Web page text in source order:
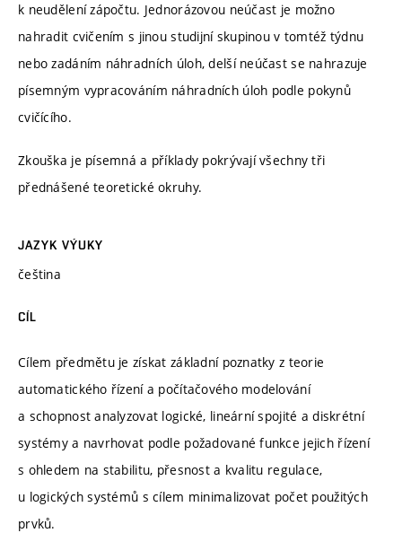
k neudělení zápočtu. Jednorázovou neúčast je možno
nahradit cvičením s jinou studijní skupinou v tomtéž týdnu
nebo zadáním náhradních úloh, delší neúčast se nahrazuje
písemným vypracováním náhradních úloh podle pokynů
cvičícího.
Zkouška je písemná a příklady pokrývají všechny tři
přednášené teoretické okruhy.
JAZYK VÝUKY
čeština
CÍL
Cílem předmětu je získat základní poznatky z teorie
automatického řízení a počítačového modelování
a schopnost analyzovat logické, lineární spojité a diskrétní
systémy a navrhovat podle požadované funkce jejich řízení
s ohledem na stabilitu, přesnost a kvalitu regulace,
u logických systémů s cílem minimalizovat počet použitých
prvků.